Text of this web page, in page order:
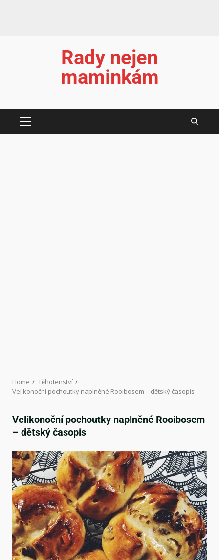
Rady nejen
maminkám
Home
Těhotenství
Velikonoční pochoutky naplněné Rooibosem – dětský časopis
Velikonoční pochoutky naplněné Rooibosem
– dětský časopis